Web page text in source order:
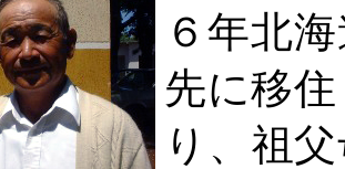
６年北
先に移
り、祖